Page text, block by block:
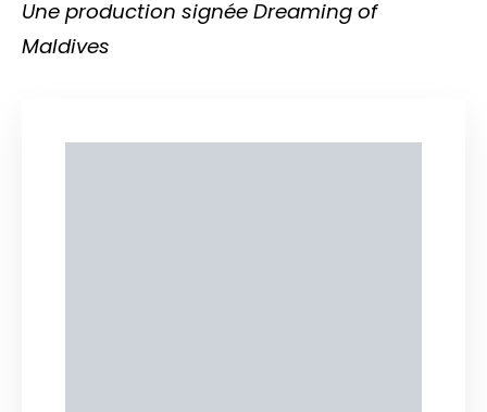
Une production signée Dreaming of
Maldives